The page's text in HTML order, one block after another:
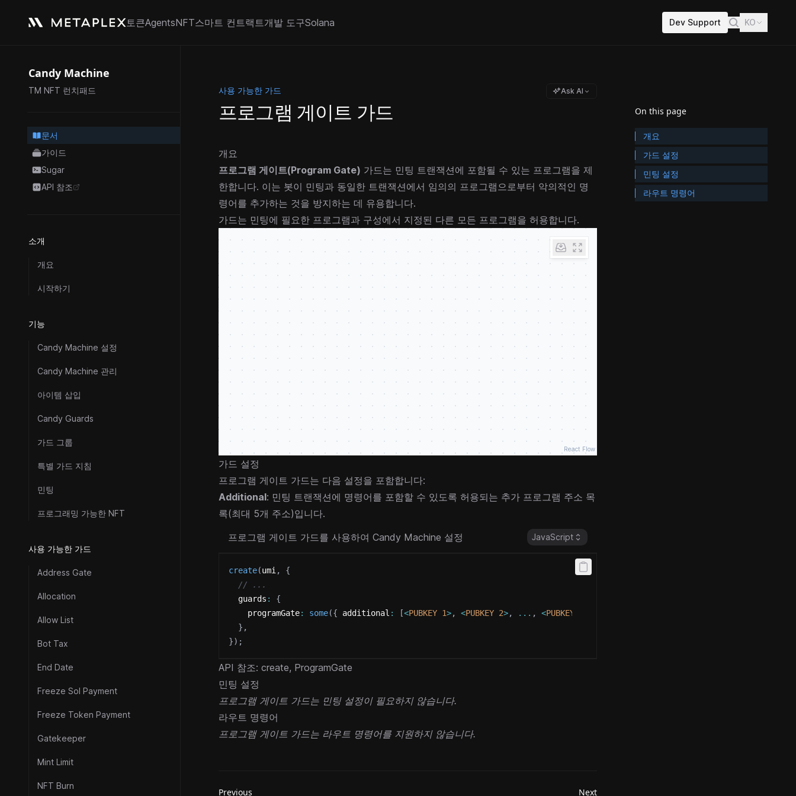
토큰AgentsNFT스마트 컨트랙트개발 도구Solana Dev Support KO
Candy Machine
TM NFT 런치패드
문서
가이드
Sugar
API 참조
opens in a new tab
소개
개요
시작하기
기능
Candy Machine 설정
Candy Machine 관리
아이템 삽입
Candy Guards
가드 그룹
특별 가드 지침
민팅
프로그래밍 가능한 NFT
사용 가능한 가드
Address Gate
Allocation
Allow List
Bot Tax
End Date
Freeze Sol Payment
Freeze Token Payment
Gatekeeper
Mint Limit
NFT Burn
사용 가능한 가드
프로그램 게이트 가드
Ask AI
개요
프로그램 게이트(Program Gate) 가드는 민팅 트랜잭션에 포함될 수 있는 프로그램을 제
한합니다. 이는 봇이 민팅과 동일한 트랜잭션에서 임의의 프로그램으로부터 악의적인 명
령어를 추가하는 것을 방지하는 데 유용합니다.
가드는 민팅에 필요한 프로그램과 구성에서 지정된 다른 모든 프로그램을 허용합니다.
React Flow
가드 설정
프로그램 게이트 가드는 다음 설정을 포함합니다:
Additional: 민팅 트랜잭션에 명령어를 포함할 수 있도록 허용되는 추가 프로그램 주소 목
록(최대 5개 주소)입니다.
프로그램 게이트 가드를 사용하여 Candy Machine 설정
JavaScript
create(umi ,
{
// ...
  guards
:
{
    programGate
: some({ additional : [<PUBKEY 1>, <PUBKEY 2>, ... , <PUBKEY
} ,
}) ;
API 참조: create, ProgramGate
민팅 설정
프로그램 게이트 가드는 민팅 설정이 필요하지 않습니다.
라우트 명령어
프로그램 게이트 가드는 라우트 명령어를 지원하지 않습니다.
Previous Next
On this page
개요
가드 설정
민팅 설정
라우트 명령어